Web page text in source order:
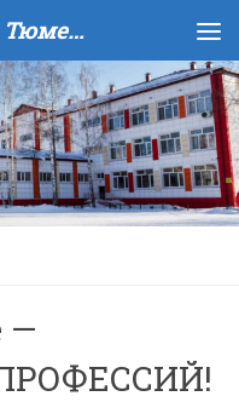
МАОУ COШ № 43 города Тюмени имени В.И. Муравленко
—